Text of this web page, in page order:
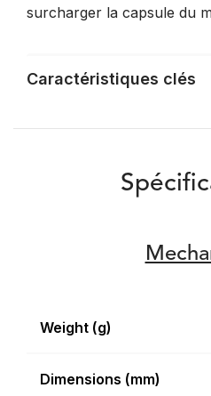
surcharger la capsule du
Caractéristiques clés
Weight (g)
Dimensions (mm)